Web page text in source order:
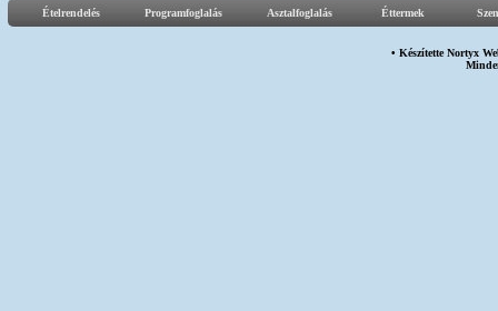
Ételrendelés Programfoglalás Asztalfoglalás Éttermek
• KészítetteNortyx